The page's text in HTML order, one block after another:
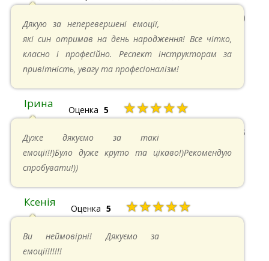
13.05.2024 в 11:30
Дякую за неперевершені емоції,
які син отримав на день народження! Все чітко,
класно і професійно. Респект інструкторам за
привітність, увагу та професіоналізм!
Ірина Оценка 5 ★★★★★
11.05.2024 в 15:48
Дуже дякуємо за такі
емоції!!)Було дуже круто та цікаво!)Рекомендую
спробувати!))
Ксенія Оценка 5 ★★★★★
Ви неймовірні! Дякуємо за
емоції!!!!!!